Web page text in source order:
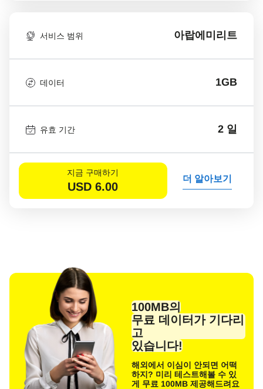
서비스 범위 아랍에미리트
데이터 1GB
유효 기간 2 일
지금 구매하기
USD 6.00
더 알아보기
100MB의
무료 데이터가 기다리
고
있습니다!
해외에서 이심이 안되면 어떡
하지? 미리 테스트해볼 수 있
게 무료 100MB 제공해드려요